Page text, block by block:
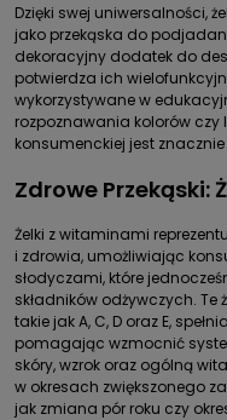
Dzięki swej uniwersalności,
jako przekąska do
dekoracyjny dodatek do
potwierdza ich
wykorzystywane w
rozpoznawania kolorów czy
konsumenckiej jest znacznie
Zdrowe Przekąski:
Żelki z witaminami
i zdrowia, umożliwiając
słodyczami, które
składników odżywczych.
takie jak A, C, D oraz E,
pomagając wzmocnić
skóry, wzrok oraz ogólną
w okresach zwiększonego
jak zmiana pór roku czy